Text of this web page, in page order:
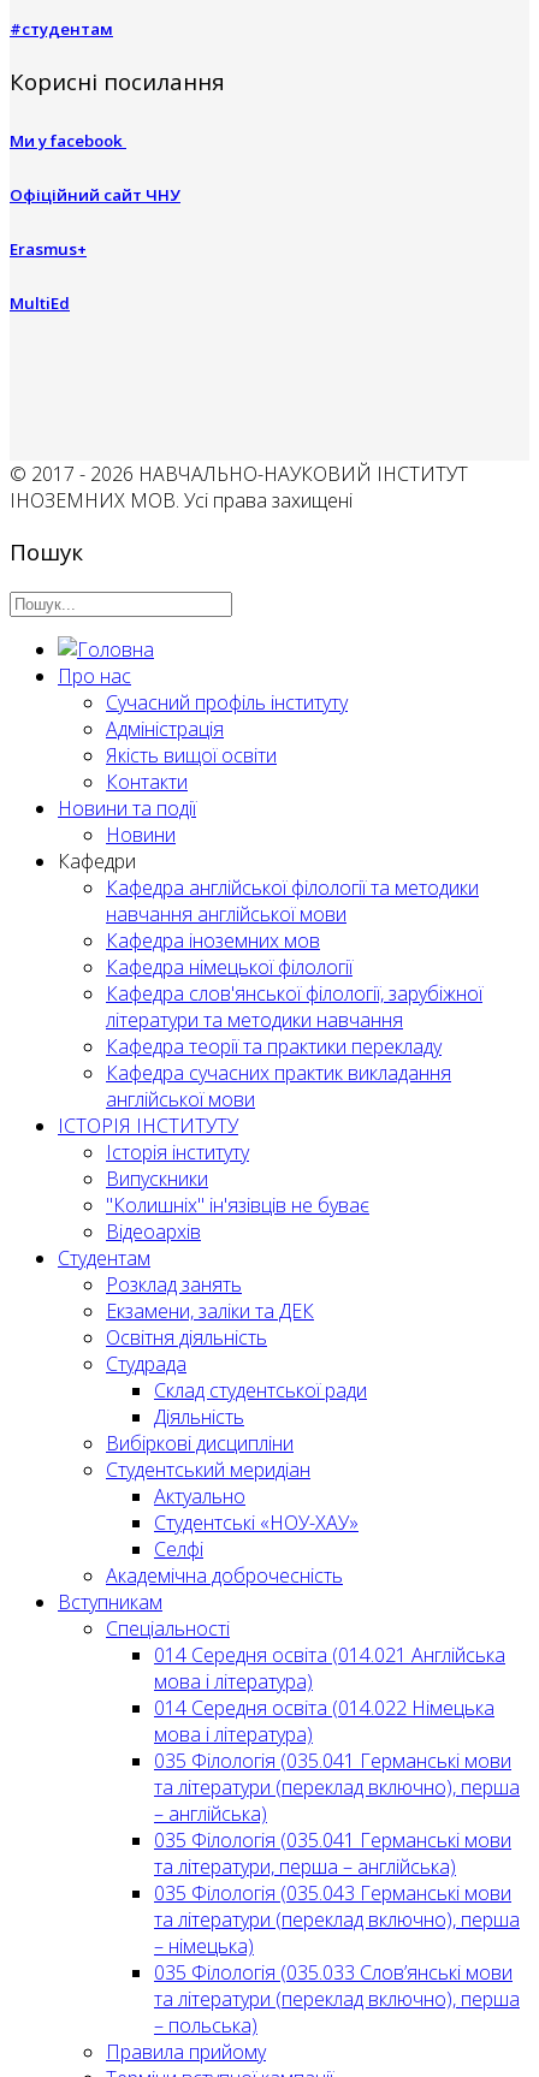
#студентам
Корисні посилання
Ми у facebook
Офіційний сайт ЧНУ
Erasmus+
MultiEd
© 2017 - 2026 НАВЧАЛЬНО-НАУКОВИЙ ІНСТИТУТ
ІНОЗЕМНИХ МОВ. Усі права захищені
Пошук
Про нас
Сучасний профіль інституту
Адміністрація
Якість вищої освіти
Контакти
Новини та події
Новини
Кафедри
Кафедра англійської філології та методики
навчання англійської мови
Кафедра іноземних мов
Кафедра німецької філології
Кафедра слов'янської філології, зарубіжної
літератури та методики навчання
Кафедра теорії та практики перекладу
Кафедра сучасних практик викладання
англійської мови
ІСТОРІЯ ІНСТИТУТУ
Історія інституту
Випускники
"Колишніх" ін'язівців не буває
Відеоархів
Студентам
Розклад занять
Екзамени, заліки та ДЕК
Освітня діяльність
Студрада
Склад студентської ради
Діяльність
Вибіркові дисципліни
Студентський меридіан
Актуально
Студентські «НОУ-ХАУ»
Селфі
Академічна доброчесність
Вступникам
Спеціальності
014 Середня освіта (014.021 Англійська
мова і література)
014 Середня освіта (014.022 Німецька
мова і література)
035 Філологія (035.041 Германські мови
та літератури (переклад включно), перша
– англійська)
035 Філологія (035.041 Германські мови
та літератури, перша – англійська)
035 Філологія (035.043 Германські мови
та літератури (переклад включно), перша
– німецька)
035 Філологія (035.033 Слов’янські мови
та літератури (переклад включно), перша
– польська)
Правила прийому